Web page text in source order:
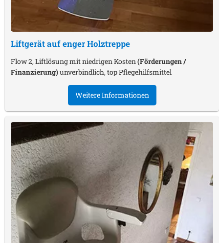
Liftgerät auf enger Holztreppe
Flow 2, Liftlösung mit niedrigen Kosten (Förderungen /
Finanzierung)unverbindlich, top Pflegehilfsmittel
Weitere Informationen